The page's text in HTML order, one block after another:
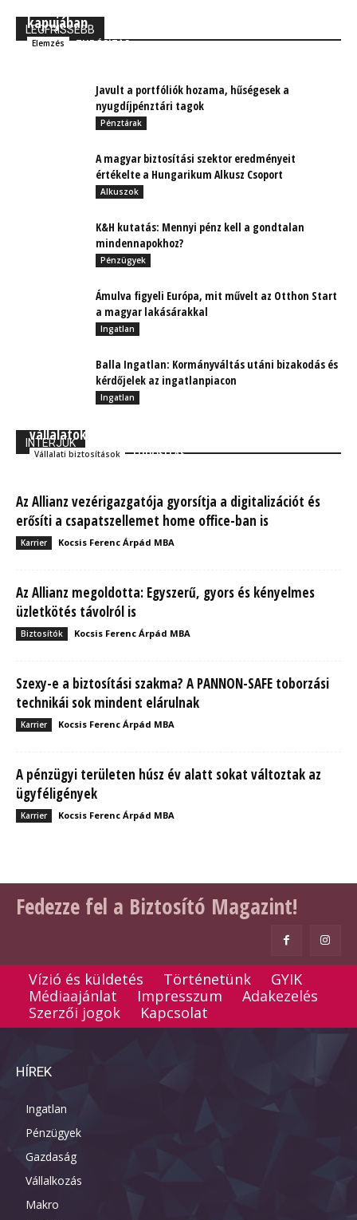
LEGFRISSEBB
kapujában
Elemzés TUDÓSÍTÁS
Javult a portfóliók hozama, hűségesek a
nyugdíjpénztári tagok
Pénztárak
A magyar biztosítási szektor eredményeit
értékelte a Hungarikum Alkusz Csoport
Alkuszok
K&H kutatás: Mennyi pénz kell a gondtalan
mindennapokhoz?
Pénzügyek
Ámulva figyeli Európa, mit művelt az Otthon Start
a magyar lakásárakkal
Ingatlan
Balla Ingatlan: Kormányváltás utáni bizakodás és
kérdőjelek az ingatlanpiacon
Ingatlan
INTERJÚK
vállalatoké a jövő!
Vállalati biztosítások TUDÓSÍTÁS
Az Allianz vezérigazgatója gyorsítja a digitalizációt és
erősíti a csapatszellemet home office-ban is
Karrier Kocsis Ferenc Árpád MBA
Az Allianz megoldotta: Egyszerű, gyors és kényelmes
üzletkötés távolról is
Biztosítók Kocsis Ferenc Árpád MBA
Szexy-e a biztosítási szakma? A PANNON-SAFE toborzási
technikái sok mindent elárulnak
Karrier Kocsis Ferenc Árpád MBA
A pénzügyi területen húsz év alatt sokat változtak az
ügyféligények
Karrier Kocsis Ferenc Árpád MBA
Fedezze fel a Biztosító Magazint!
Vízió és küldetés Történetünk
GYIK
Médiaajánlat
Impresszum
Adakezelés
Szerzői jogok
Kapcsolat
HÍREK
Ingatlan
Pénzügyek
Gazdaság
Vállalkozás
Makro